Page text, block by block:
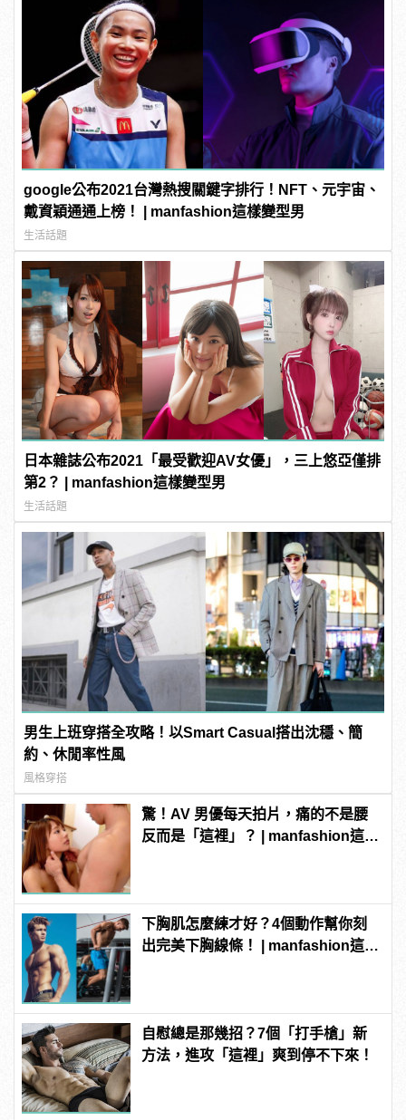
google公布2021台灣熱搜關鍵字排行！NFT、元宇宙、
戴資穎通通上榜！ | manfashion這樣變型男
生活話題
日本雜誌公布2021「最受歡迎AV女優」，三上悠亞僅排
第2？ | manfashion這樣變型男
生活話題
男生上班穿搭全攻略！以Smart Casual搭出沈穩、簡
約、休閒率性風
風格穿搭
驚！AV 男優每天拍片，痛的不是腰
反而是「這裡」？ | manfashion這樣
下胸肌怎麼練才好？4個動作幫你刻
出完美下胸線條！ | manfashion這樣
自慰總是那幾招？7個「打手槍」新
方法，進攻「這裡」爽到停不下來！